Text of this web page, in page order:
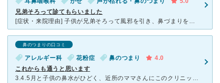
兄弟そろって診てもらいました
[症状・来院理由] 子供が兄弟そろって風邪を引き、鼻づまりを起こしていたので診てもらいました。 [医師の診断・治療法] 4歳の息子は風邪の引きはじめということで 鼻水を取ってもらい、耳の状
鼻のつまりの口コミ
アレルギー科 花粉症 鼻のつまり
4.0
これからも通うと思います
3.4.5月と子供の鼻水がひどく、近所のママさんにこのクリニックを勧められて来院しました。 午後診察が始まってすぐに行きましたがすでに待ってる方が数人いらっしゃいました。 キッズスペースは狭かった